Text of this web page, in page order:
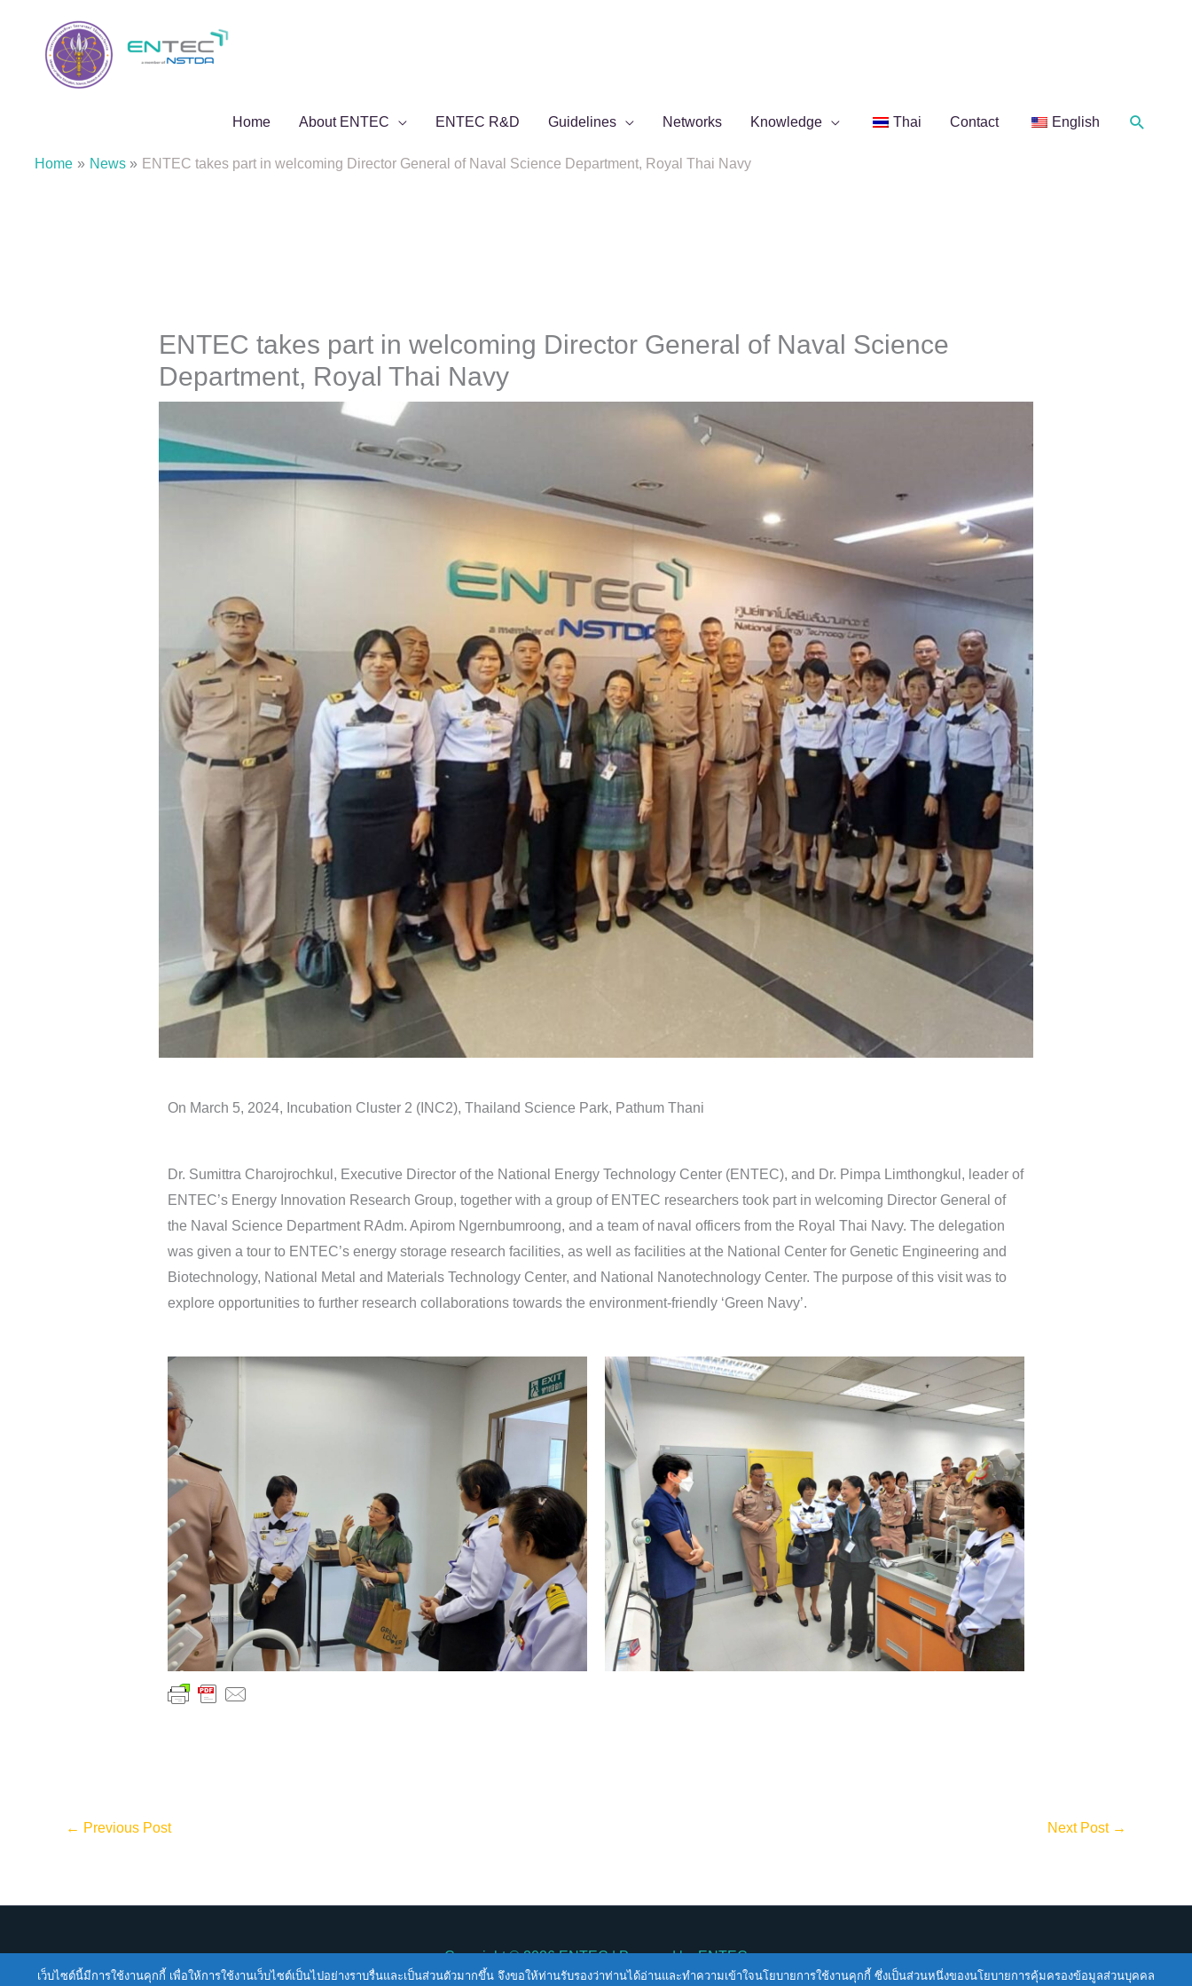
Home About ENTEC ENTEC R&D Guidelines Networks Knowledge Thai Contact English Search
Home News ENTEC takes part in welcoming Director General of Naval Science Department, Royal Thai Navy
ENTEC takes part in welcoming Director General of Naval Science
Department, Royal Thai Navy
On March 5, 2024, Incubation Cluster 2 (INC2), Thailand Science Park, Pathum Thani
Dr. Sumittra Charojrochkul, Executive Director of the National Energy Technology Center (ENTEC), and Dr. Pimpa Limthongkul, leader of
ENTEC’s Energy Innovation Research Group, together with a group of ENTEC researchers took part in welcoming Director General of
the Naval Science Department RAdm. Apirom Ngernbumroong, and a team of naval officers from the Royal Thai Navy. The delegation
was given a tour to ENTEC’s energy storage research facilities, as well as facilities at the National Center for Genetic Engineering and
Biotechnology, National Metal and Materials Technology Center, and National Nanotechnology Center. The purpose of this visit was to
explore opportunities to further research collaborations towards the environment-friendly ‘Green Navy’.
← Previous Post Next Post →
Copyright © 2026ENTEC| Powered byENTEC
เว็บไซต์นี้มีการใช้งานคุกกี้ เพื่อให้การใช้งานเว็บไซต์เป็นไปอย่างราบรื่นและเป็นส่วนตัวมากขึ้น จึงขอให้ท่านรับรองว่าท่านได้อ่านและทำความเข้าใจนโยบายการใช้งานคุกกี้ ซึ่งเป็นส่วนหนึ่งของนโยบายการคุ้มครองข้อมูลส่วนบุคคล